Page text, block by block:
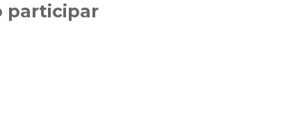
participar